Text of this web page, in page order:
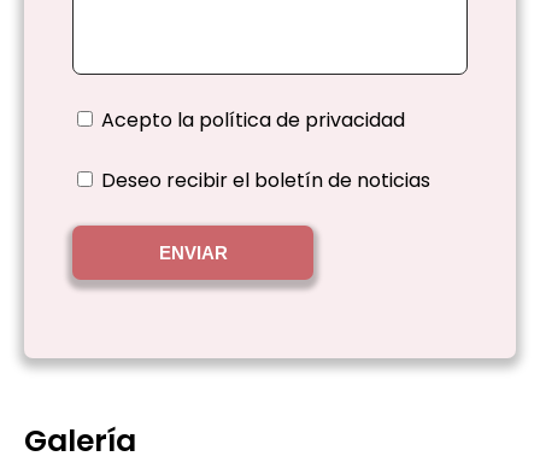
Acepto la política de privacidad
Deseo recibir el boletín de noticias
ENVIAR
Galería